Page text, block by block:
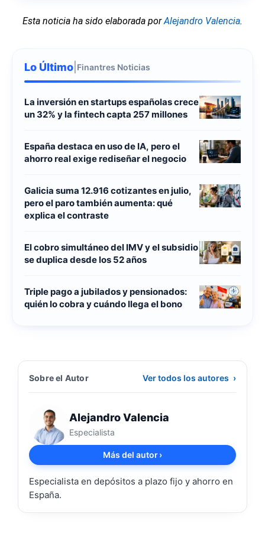
Esta noticia ha sido elaborada porAlejandro Valencia.
Lo Último Finantres Noticias
La inversión en startups españolas crece
un 32% y la fintech capta 257 millones
España destaca en uso de IA, pero el
ahorro real exige rediseñar el negocio
Galicia suma 12.916 cotizantes en julio,
pero el paro también aumenta: qué
explica el contraste
El cobro simultáneo del IMV y el subsidio
se duplica desde los 52 años
Triple pago a jubilados y pensionados:
quién lo cobra y cuándo llega el bono
Sobre el Autor Ver todos los autores ›
Alejandro Valencia
Especialista
Más del autor›
Especialista en depósitos a plazo fijo y ahorro en
España.